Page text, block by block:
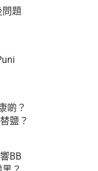
問題
啲？
鹽？
BB